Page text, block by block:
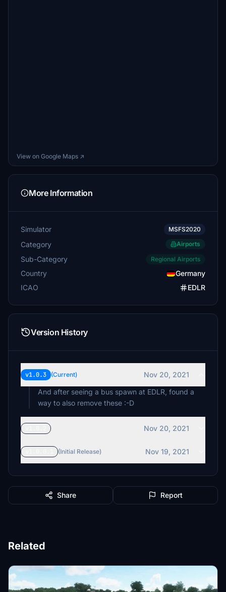
View on Google Maps ↗
More Information
Simulator MSFS2020
Category Airports
Sub-Category Regional Airports
Country
Germany
ICAO
EDLR
Version History
v1.0.3 (Current)
Nov 20, 2021
And after seeing a bus spawn at EDLR, found a
way to also remove these :-D
Nov 20, 2021
(Initial Release) Nov 19, 2021
Share Report
Related